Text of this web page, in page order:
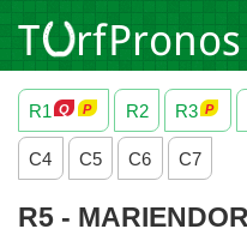
R1
R2 R3
C4 C5 C6 C7